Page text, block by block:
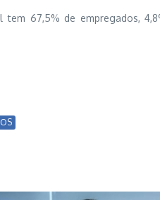
67,5% de empregados,